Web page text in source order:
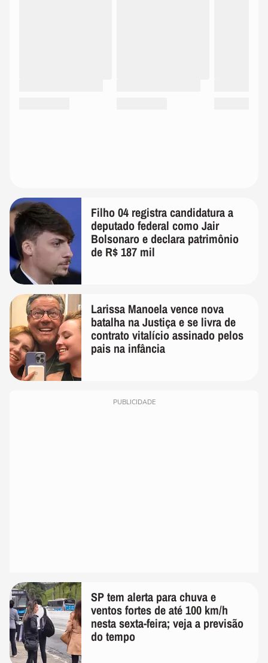
Filho 04 registra candidatura a
deputado federal como Jair
Bolsonaro e declara patrimônio
de R$ 187 mil
Larissa Manoela vence nova
batalha na Justiça e se livra de
contrato vitalício assinado pelos
pais na infância
PUBLICIDADE
SP tem alerta para chuva e
ventos fortes de até 100 km/h
nesta sexta-feira; veja a previsão
do tempo